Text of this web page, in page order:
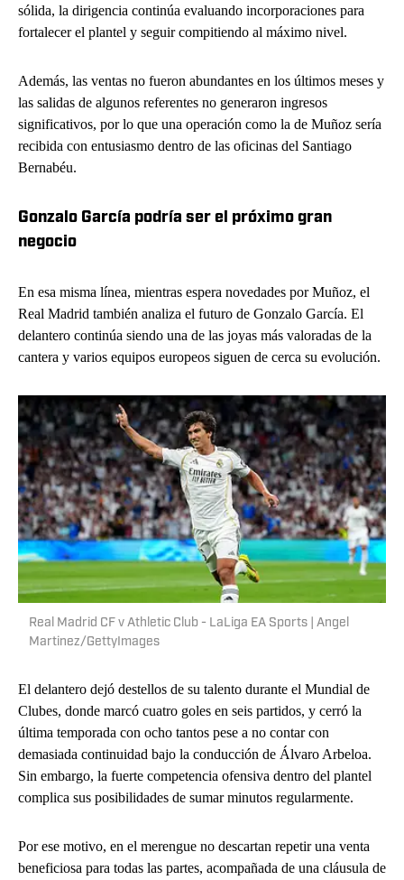
sólida, la dirigencia continúa evaluando incorporaciones para
fortalecer el plantel y seguir compitiendo al máximo nivel.
Además, las ventas no fueron abundantes en los últimos meses y
las salidas de algunos referentes no generaron ingresos
significativos, por lo que una operación como la de Muñoz sería
recibida con entusiasmo dentro de las oficinas del Santiago
Bernabéu.
Gonzalo García podría ser el próximo gran
negocio
En esa misma línea, mientras espera novedades por Muñoz, el
Real Madrid también analiza el futuro de Gonzalo García. El
delantero continúa siendo una de las joyas más valoradas de la
cantera y varios equipos europeos siguen de cerca su evolución.
Real Madrid CF v Athletic Club - LaLiga EA Sports | Angel
Martinez/GettyImages
El delantero dejó destellos de su talento durante el Mundial de
Clubes, donde marcó cuatro goles en seis partidos, y cerró la
última temporada con ocho tantos pese a no contar con
demasiada continuidad bajo la conducción de Álvaro Arbeloa.
Sin embargo, la fuerte competencia ofensiva dentro del plantel
complica sus posibilidades de sumar minutos regularmente.
Por ese motivo, en el merengue no descartan repetir una venta
beneficiosa para todas las partes, acompañada de una cláusula de